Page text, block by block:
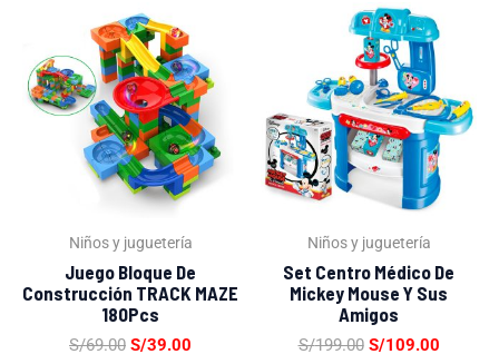
Niños y juguetería
Juego Bloque De
Construcción TRACK MAZE
180Pcs
S/69.00
El
precio
original
era:
S/69.00.
S/39.00
actual
es:
S/39.00.
Niños y juguetería
Set Centro Médico De
Mickey Mouse Y Sus
Amigos
S/199.00
El
precio
original
era:
S/199.00.
S/109.00
precio
S/